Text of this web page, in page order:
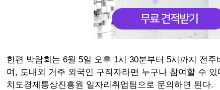
한편 박람회는 6월 5일 오후 1시 30분부터 5시까지 전주
며, 도내외 거주 외국인 구직자라면 누구나 참여할 수
치도경제통상진흥원 일자리취업팀으로 문의하면 된다.